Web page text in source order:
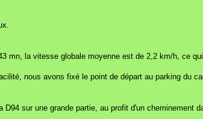
mn, la vitesse globale moyenne est de 2,2 km/h, ce
nous avons fixé le point de départ au parking du
sur une grande partie, au profit d'un cheminement